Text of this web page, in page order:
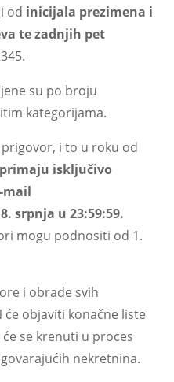
od inicijala prezimena i
te zadnjih pet
su po broju
kategorijama.
i to u roku od
isključivo
mail
srpnja u 23:59:59.
mogu podnositi od 1.
i obrade svih
objaviti konačne liste
se krenuti u proces
nekretnina.